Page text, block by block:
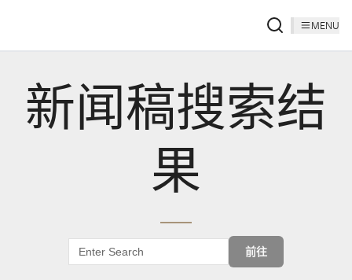
MENU
新闻稿搜索结
果
前往